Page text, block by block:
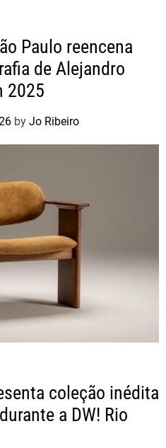
Paulo reencena
de Alejandro
2025
by Jo Ribeiro
coleção inédita
a DW! Rio